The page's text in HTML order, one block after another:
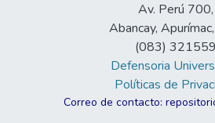
Av. Perú 700,
Abancay,
(083) 321559
Defensoria
Políticas de
Correo de contacto: